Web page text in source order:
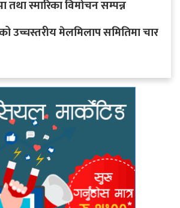
स्मारिका विमोचन सम्पन्न
उच्चस्तरीय मेलमिलाप समितिमा चार